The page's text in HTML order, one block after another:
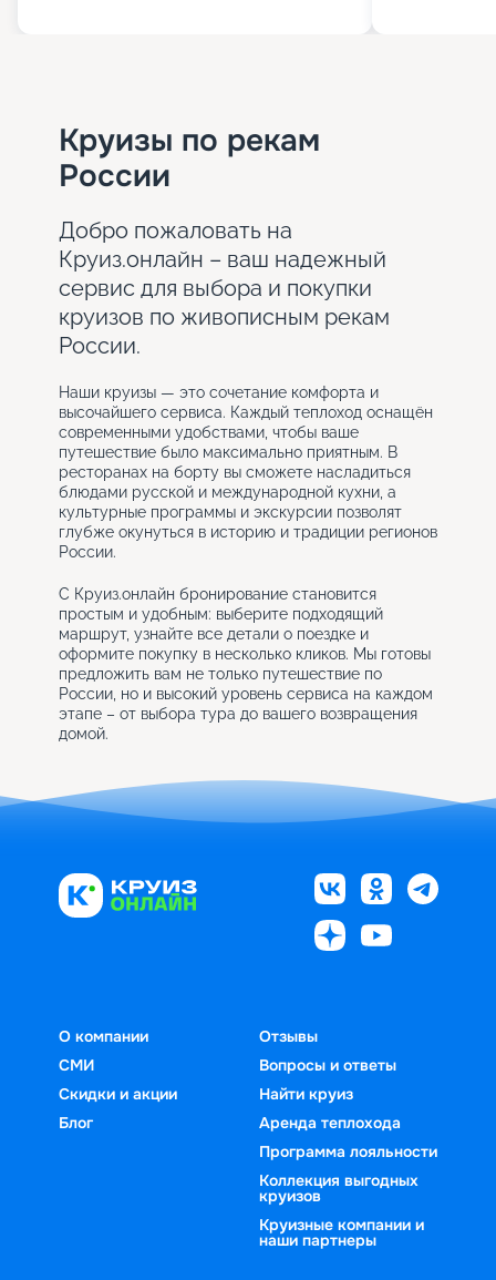
Круизы по рекам
России
Добро пожаловать на
Круиз.онлайн – ваш надежный
сервис для выбора и покупки
круизов по живописным рекам
России.
Наши круизы — это сочетание комфорта и
высочайшего сервиса. Каждый теплоход оснащён
современными удобствами, чтобы ваше
путешествие было максимально приятным. В
ресторанах на борту вы сможете насладиться
блюдами русской и международной кухни, а
культурные программы и экскурсии позволят
глубже окунуться в историю и традиции регионов
России.
С Круиз.онлайн бронирование становится
простым и удобным: выберите подходящий
маршрут, узнайте все детали о поездке и
оформите покупку в несколько кликов. Мы готовы
предложить вам не только путешествие по
России, но и высокий уровень сервиса на каждом
этапе – от выбора тура до вашего возвращения
домой.
О компании
СМИ
Скидки и акции
Блог
Отзывы
Вопросы и ответы
Найти круиз
Аренда теплохода
Программа лояльности
Коллекция выгодных
круизов
Круизные компании и
наши партнеры